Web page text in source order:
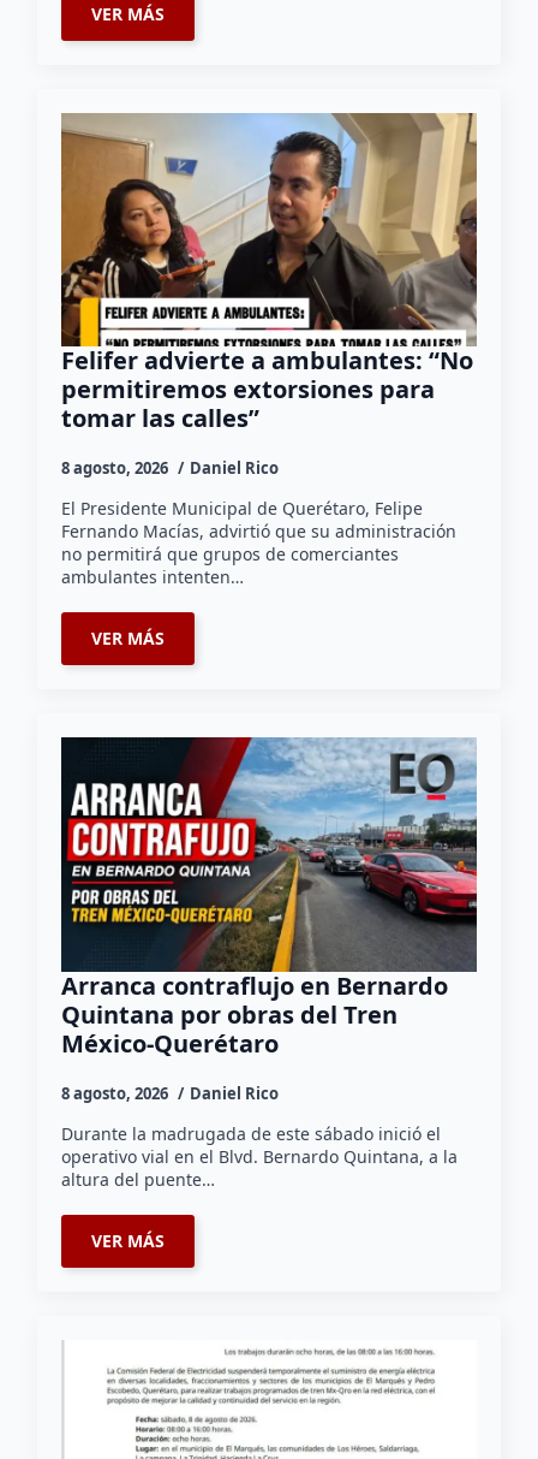
VER MÁS
Felifer advierte a ambulantes: “No
permitiremos extorsiones para
tomar las calles”
8 agosto, 2026 Daniel Rico
El Presidente Municipal de Querétaro, Felipe
Fernando Macías, advirtió que su administración
no permitirá que grupos de comerciantes
ambulantes intenten…
VER MÁS
Arranca contraflujo en Bernardo
Quintana por obras del Tren
México-Querétaro
8 agosto, 2026 Daniel Rico
Durante la madrugada de este sábado inició el
operativo vial en el Blvd. Bernardo Quintana, a la
altura del puente…
VER MÁS